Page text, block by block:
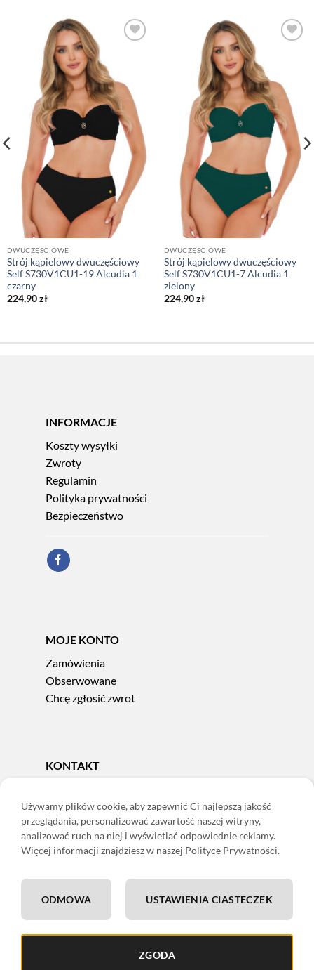
DWUCZĘŚCIOWE
Strój kąpielowy dwuczęściowy
Self S730V1CU1-19 Alcudia 1
czarny
224,90zł
DWUCZĘŚCIOWE
Strój kąpielowy dwuczęściowy
Self S730V1CU1-7 Alcudia 1
zielony
224,90zł
INFORMACJE
Koszty wysyłki
Zwroty
Regulamin
Polityka prywatności
Bezpieczeństwo
MOJE KONTO
Zamówienia
Obserwowane
Chcę zgłosić zwrot
KONTAKT
e-mail:sklep@adoris.pl
poniedziałek - piątek 8:00-16:00
Adoris Dorota Święcka
58-502 Jelenia Góra
ING: 22 1050 1751 1000 0091 0971 2688
Używamy plików cookie, aby zapewnić Ci najlepszą jakość
przeglądania, personalizować zawartość naszej witryny,
analizować ruch na niej i wyświetlać odpowiednie reklamy.
Więcej informacji znajdziesz w naszej Polityce Prywatności.
ZGODA
USTAWIENIA CIASTECZEK
ODMOWA